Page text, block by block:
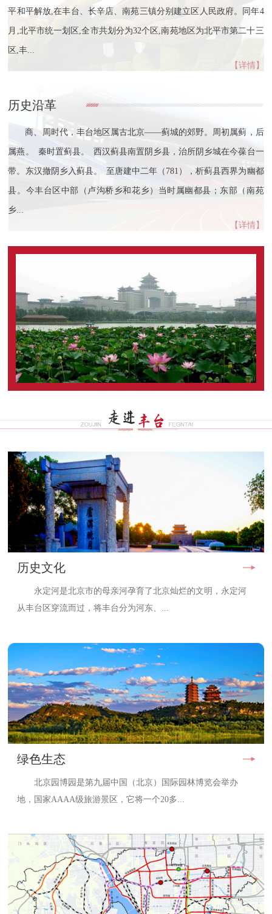
平和平解放,在丰台、长辛店、南苑三镇分别建立区人民政府。同年4
月,北平市统一划区,全市共划分为32个区,南苑地区为北平市第二十三
区,丰...
【详情】
历史沿革
商、周时代，丰台地区属古北京——蓟城的郊野。周初属蓟，后
属燕。 秦时置蓟县。 西汉蓟县南置阴乡县，治所阴乡城在今葆台一
带。东汉撤阴乡入蓟县。 至唐建中二年（781），析蓟县西界为幽都
县。今丰台区中部（卢沟桥乡和花乡）当时属幽都县；东部（南苑
乡...
【详情】
历史文化
永定河是北京市的母亲河孕育了北京灿烂的文明，永定河
从丰台区穿流而过，将丰台分为河东、...
绿色生态
北京园博园是第九届中国（北京）国际园林博览会举办
地，国家AAAA级旅游景区，它将一个20多...